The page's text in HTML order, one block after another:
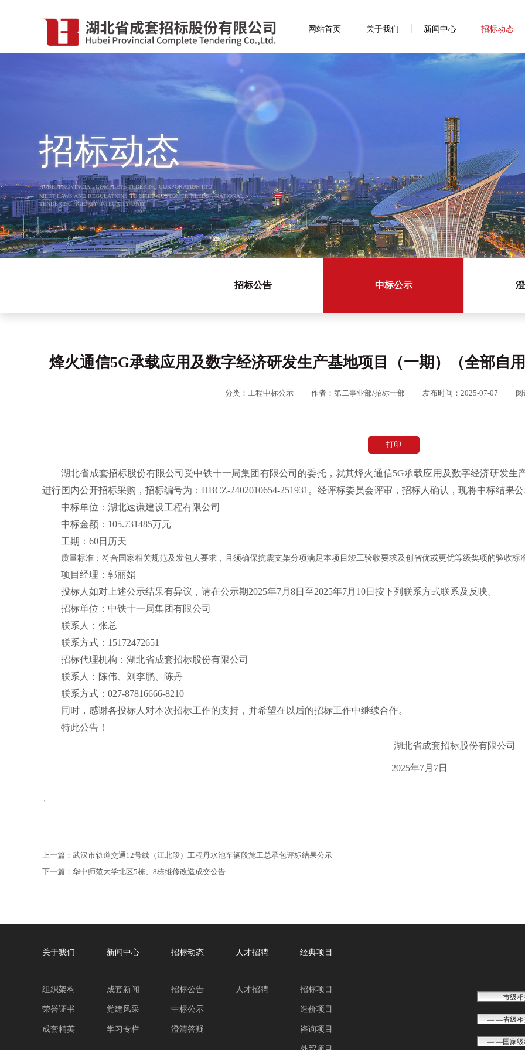
网站首页 关于我们 新闻中心 招标动态
招标动态
HUBEI PROVINCIAL COMPLETE TEDERING CORPORATION LTD
MEET LAWS AND REGULATIONS TO MEET CUSTOMER NEEDS，NATIONAL
TENDERING AGENCY INTEGRITY UNIT
招标公告 中标公示
烽火通信5G承载应用及数字经济研发生产基地项目（一期）（全部自
分类：工程中标公示 作者：第二事业部/招标一部 发布时间：2025-07-07
打印
湖北省成套招标股份有限公司 受中铁十一局集团有限公司的委托，就其烽火通信5G承载应用及数字经济研发生
进行国内公开招标采购，招标编号为： HBCZ-2402010654-251931。经评标委员会评审，招标人确认，现将中标结果
中标单位 ：湖北速谦建设工程有限公司
中标金额 ： 105.731485万元
工期： 60日历天
质量标准：符合国家相关规范及发包人要求，且须确保抗震支架分项满足本项目竣工验收要求及创省优或更优等级奖项的验收标
项目经理 ：郭丽娟
投标人如对上述公示结果有异议，请在公示期2025年7月 8日至2025年7月 10日按下列联系方式联系及反映。
招标单位：中铁十一局集团有限公司
联系人：张总
联系方式： 15172472651
招标代理机构：湖北省成套招标股份有限公司
联系人：陈伟、刘李鹏、陈丹
联系方式： 027-87816666-8210
同时，感谢各投标人对本次招标工作的支持，并希望在以后的招标工作中继续合作。
特此公告！
湖北省成套招标股份有限公司
2025年7月 7日
"
上一篇： 武汉市轨道交通12号线（江北段）工程丹水池车辆段施工总承包评标结果公示
下一篇： 华中师范大学北区5栋、8栋维修改造成交公告
关于我们 新闻中心 招标动态 人才招聘 经典项目
组织架构
荣誉证书
成套精英
成套新闻
党建风采
学习专栏
招标公告
中标公示
澄清答疑
人才招聘 招标项目
造价项目
咨询项目